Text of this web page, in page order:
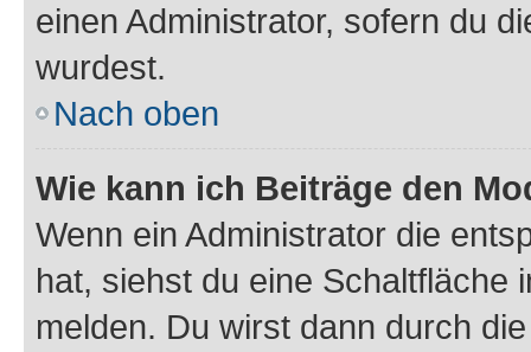
einen Administrator, sofern du
wurdest.
Nach oben
Wie kann ich Beiträge den
Wenn ein Administrator die
hat, siehst du eine Schaltfläche
melden. Du wirst dann durch